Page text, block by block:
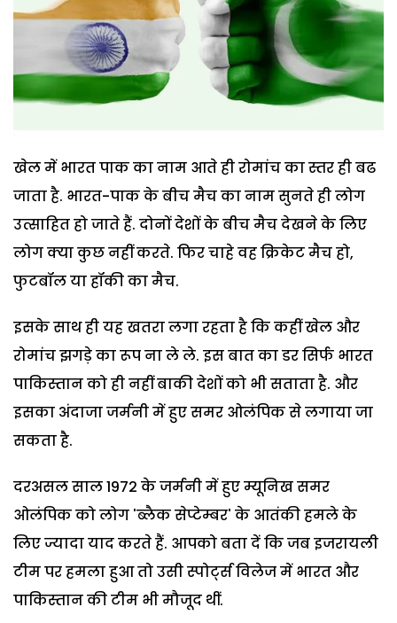
खेल में भारत पाक का नाम आते ही रोमांच का स्तर ही बढ
जाता है. भारत-पाक के बीच मैच का नाम सुनते ही लोग
उत्साहित हो जाते हैं. दोनों देशों के बीच मैच देखने के लिए
लोग क्या कुछ नहीं करते. फिर चाहे वह क्रिकेट मैच हो,
फुटबॉल या हॉकी का मैच.
इसके साथ ही यह खतरा लगा रहता है कि कहीं खेल और
रोमांच झगड़े का रूप ना ले ले. इस बात का डर सिर्फ भारत
पाकिस्तान को ही नहीं बाकी देशों को भी सताता है. और
इसका अंदाजा जर्मनी में हुए समर ओलंपिक से लगाया जा
सकता है.
दरअसल साल 1972 के जर्मनी में हुए म्यूनिख समर
ओलंपिक को लोग 'ब्लैक सेप्टेम्बर' के आतंकी हमले के
लिए ज्यादा याद करते हैं. आपको बता दें कि जब इजरायली
टीम पर हमला हुआ तो उसी स्पोर्ट्स विलेज में भारत और
पाकिस्तान की टीम भी मौजूद थीं.